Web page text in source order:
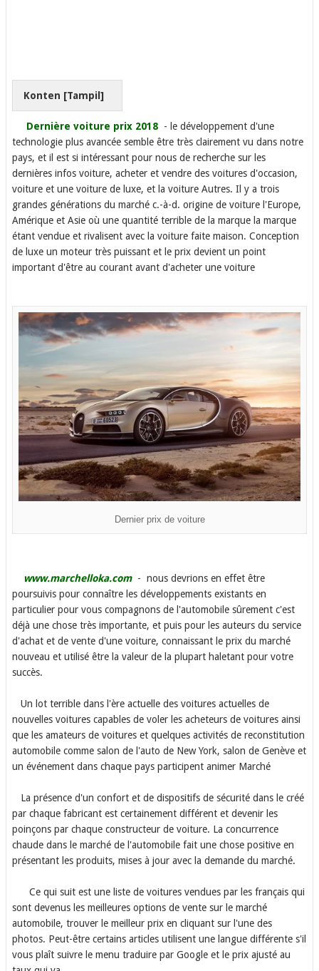
Konten [Tampil]
Dernière voiture prix 2018 - le développement d'une
technologie plus avancée semble être très clairement vu dans notre
pays, et il est si intéressant pour nous de recherche sur les
dernières infos voiture, acheter et vendre des voitures d'occasion,
voiture et une voiture de luxe, et la voiture Autres. Il y a trois
grandes générations du marché c.-à-d. origine de voiture l'Europe,
Amérique et Asie où une quantité terrible de la marque la marque
étant vendue et rivalisent avec la voiture faite maison. Conception
de luxe un moteur très puissant et le prix devient un point
important d'être au courant avant d'acheter une voiture
Dernier prix de voiture
www.marchelloka.com- nous devrions en effet être
poursuivis pour connaître les développements existants en
particulier pour vous compagnons de l'automobile sûrement c'est
déjà une chose très importante, et puis pour les auteurs du service
d'achat et de vente d'une voiture, connaissant le prix du marché
nouveau et utilisé être la valeur de la plupart haletant pour votre
succès.
Un lot terrible dans l'ère actuelle des voitures actuelles de
nouvelles voitures capables de voler les acheteurs de voitures ainsi
que les amateurs de voitures et quelques activités de reconstitution
automobile comme salon de l'auto de New York, salon de Genève et
un événement dans chaque pays participent animer Marché
La présence d'un confort et de dispositifs de sécurité dans le créé
par chaque fabricant est certainement différent et devenir les
poinçons par chaque constructeur de voiture. La concurrence
chaude dans le marché de l'automobile fait une chose positive en
présentant les produits, mises à jour avec la demande du marché.
Ce qui suit est une liste de voitures vendues par les français qui
sont devenus les meilleures options de vente sur le marché
automobile, trouver le meilleur prix en cliquant sur l'une des
photos. Peut-être certains articles utilisent une langue différente s'il
vous plaît suivre le menu traduire par Google et le prix ajusté au